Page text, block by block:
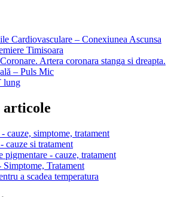
Cardiovasculare – Conexiunea Ascunsa
Timisoara
Artera coronara stanga si dreapta.
– Puls Mic
lung
articole
cauze, simptome, tratament
cauze si tratament
pigmentare - cauze, tratament
Tratament
a scadea temperatura